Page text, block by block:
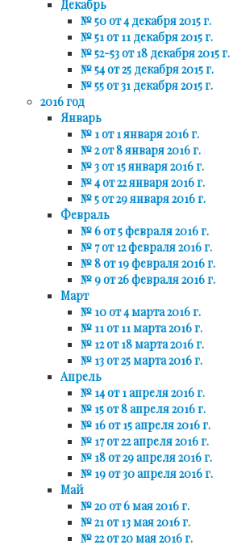
Декабрь
№ 50 от 4 декабря 2015 г.
№ 51 от 11 декабря 2015 г.
№ 52-53 от 18 декабря 2015 г.
№ 54 от 25 декабря 2015 г.
№ 55 от 31 декабря 2015 г.
2016 год
Январь
№ 1 от 1 января 2016 г.
№ 2 от 8 января 2016 г.
№ 3 от 15 января 2016 г.
№ 4 от 22 января 2016 г.
№ 5 от 29 января 2016 г.
Февраль
№ 6 от 5 февраля 2016 г.
№ 7 от 12 февраля 2016 г.
№ 8 от 19 февраля 2016 г.
№ 9 от 26 февраля 2016 г.
Март
№ 10 от 4 марта 2016 г.
№ 11 от 11 марта 2016 г.
№ 12 от 18 марта 2016 г.
№ 13 от 25 марта 2016 г.
Апрель
№ 14 от 1 апреля 2016 г.
№ 15 от 8 апреля 2016 г.
№ 16 от 15 апреля 2016 г.
№ 17 от 22 апреля 2016 г.
№ 18 от 29 апреля 2016 г.
№ 19 от 30 апреля 2016 г.
Май
№ 20 от 6 мая 2016 г.
№ 21 от 13 мая 2016 г.
№ 22 от 20 мая 2016 г.